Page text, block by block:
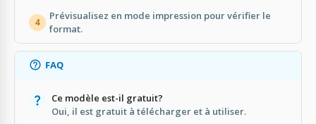
4
Prévisualisez en mode impression pour vérifier le
format.
FAQ
Ce modèle est-il gratuit?
Oui, il est gratuit à télécharger et à utiliser.